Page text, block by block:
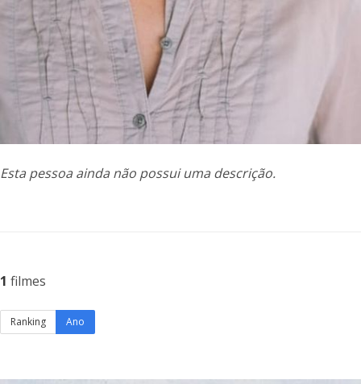
Esta pessoa ainda não possui uma descrição.
1 filmes
Ranking Ano